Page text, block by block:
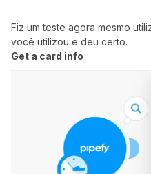
Fiz um teste agora mesmo
você utilizou e deu certo.
Get a card info